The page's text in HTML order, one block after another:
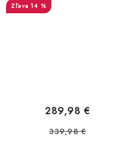
14 %
289,98 €
339,98 €